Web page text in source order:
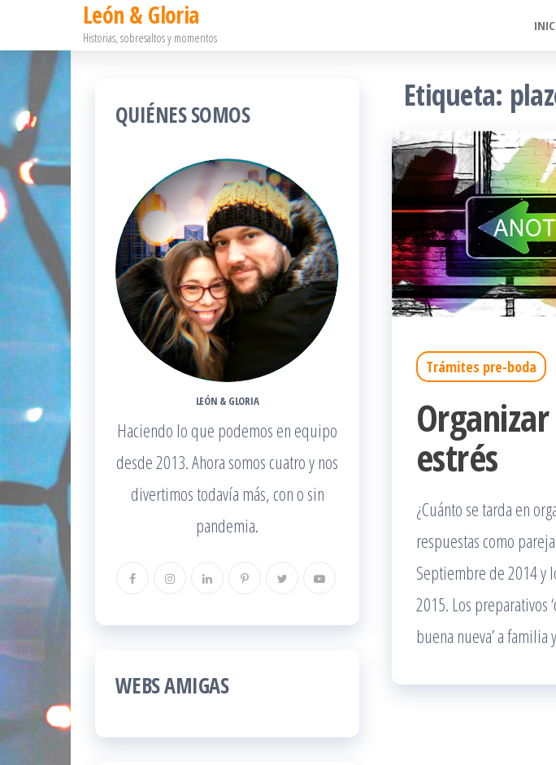
al
contenido
León & Gloria
Historias, sobresaltos y momentos
Etiqueta:
Trámites pre-boda
estrés
¿Cuánto se tarda en
respuestas como
Septiembre de 2014 y
2015. Los preparativos
buena nueva’ a
QUIÉNES SOMOS
LEÓN & GLORIA
Haciendo lo que podemos en equipo
desde 2013. Ahora somos cuatro y nos
divertimos todavía más, con o sin
pandemia.
WEBS AMIGAS